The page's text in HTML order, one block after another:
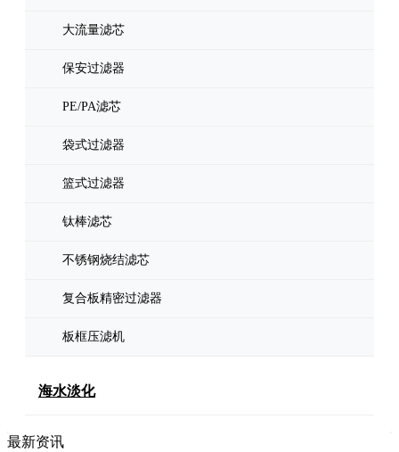
大流量滤芯
保安过滤器
PE/PA滤芯
袋式过滤器
篮式过滤器
钛棒滤芯
不锈钢烧结滤芯
复合板精密过滤器
板框压滤机
海水淡化
最新资讯